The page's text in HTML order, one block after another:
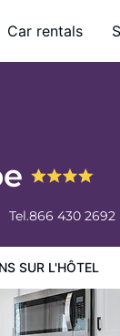
Car rentals
Tel.866 430 2692
SUR L'HÔTEL